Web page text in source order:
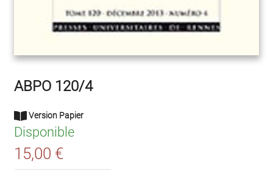
ABPO 120/4
Version Papier
Disponible
15,00 €